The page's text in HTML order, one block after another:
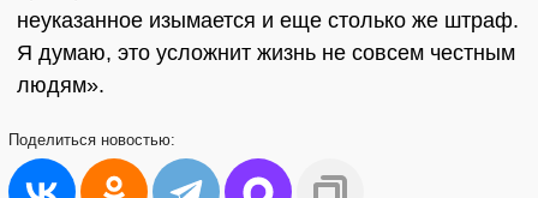
неуказанное изымается и еще столько же штраф.
Я думаю, это усложнит жизнь не совсем честным
людям».
Поделиться новостью: